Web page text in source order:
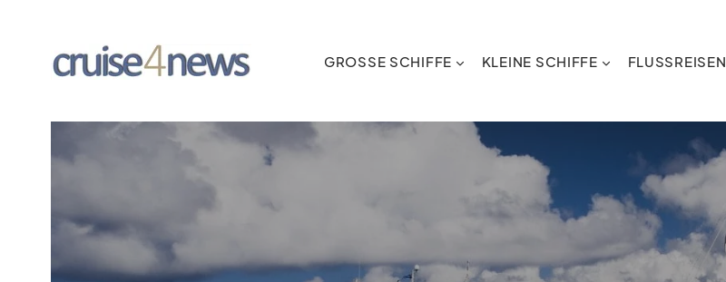
GROSSE SCHIFFE KLEINE SCHIFFE FLUSSREISEN